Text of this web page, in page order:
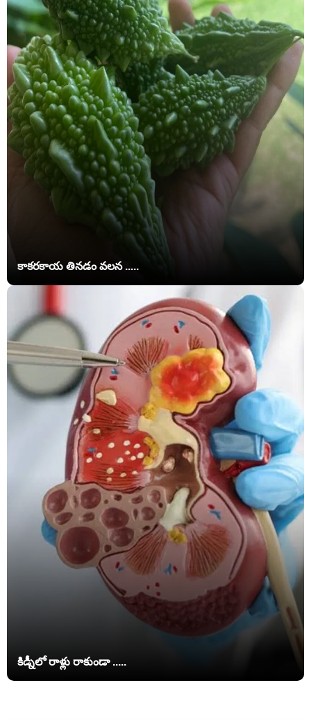
కాకరకాయ తినడం వలన .....
కిడ్నీలో రాళ్లు రాకుండా .....